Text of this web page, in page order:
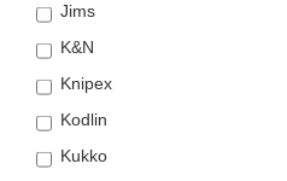
Jims
K&N
Knipex
Kodlin
Kukko